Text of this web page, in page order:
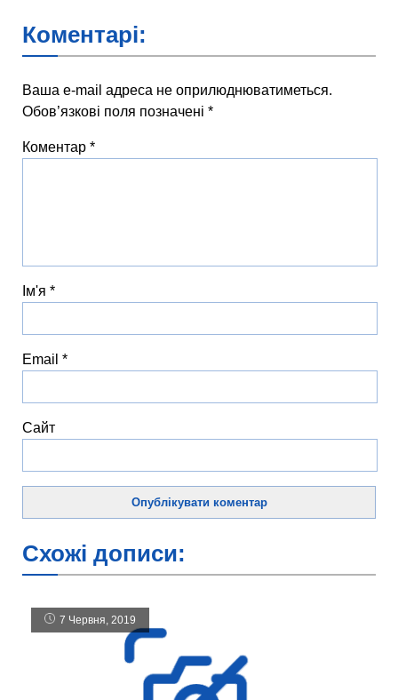
Коментарі:
Ваша e-mail адреса не оприлюднюватиметься.
Обов’язкові поля позначені *
Коментар *
Ім'я *
Email *
Сайт
Схожі дописи:
7 Червня, 2019